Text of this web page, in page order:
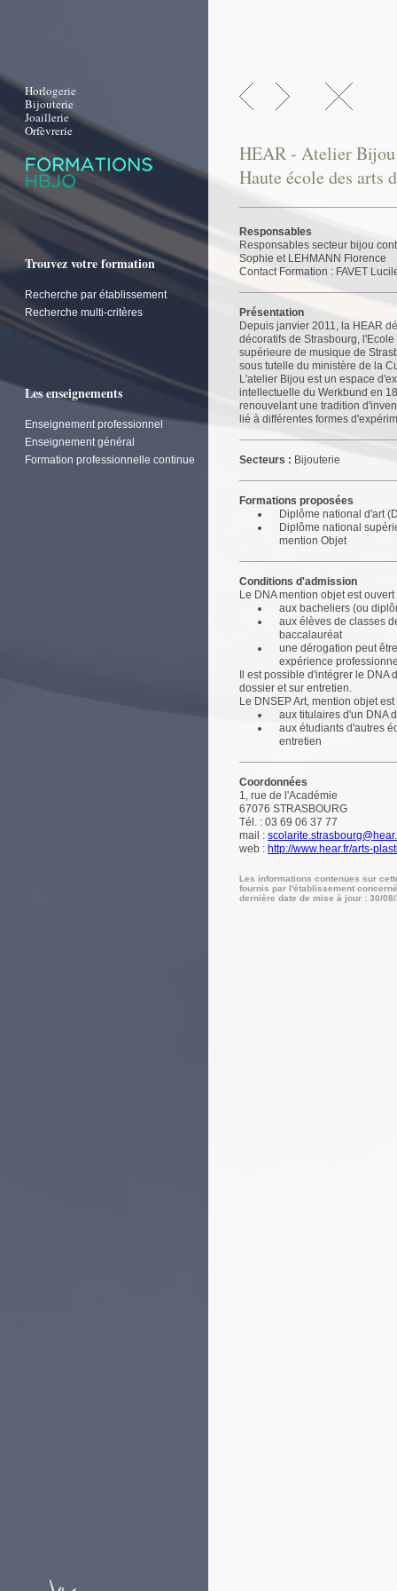
Horlogerie
Bijouterie
Joaillerie
Orfèvrerie
Trouvez votre formation
Recherche par établissement
Recherche multi-critères
Les enseignements
Enseignement professionnel
Enseignement général
Formation professionnelle continue
HEAR - Atelier Bijou
Haute école des arts
Responsables
Responsables secteur bijou
Sophie et LEHMANN Florence
Contact Formation : FAVET
Présentation
Depuis janvier 2011, la HEAR
décoratifs de Strasbourg,
supérieure de musique de
sous tutelle du ministère de la
L'atelier Bijou est un espace
intellectuelle du Werkbund en
renouvelant une tradition
lié à différentes formes
Secteurs : Bijouterie
Formations proposées
Diplôme national d'art
Diplôme national
mention Objet
Conditions d'admission
Le DNA mention objet est
aux bacheliers (ou
aux élèves de classes
baccalauréat
une dérogation peut
expérience
Il est possible d'intégrer le
dossier et sur entretien.
Le DNSEP Art, mention objet est
aux titulaires d'un DNA
aux étudiants d'autres
entretien
Coordonnées
1, rue de l'Académie
67076 STRASBOURG
Tél. : 03 69 06 37 77
mail :
web : http://www.hear.fr/arts-
Les informations contenues sur
fournis par l'établissement
dernière date de mise à jour : 30/